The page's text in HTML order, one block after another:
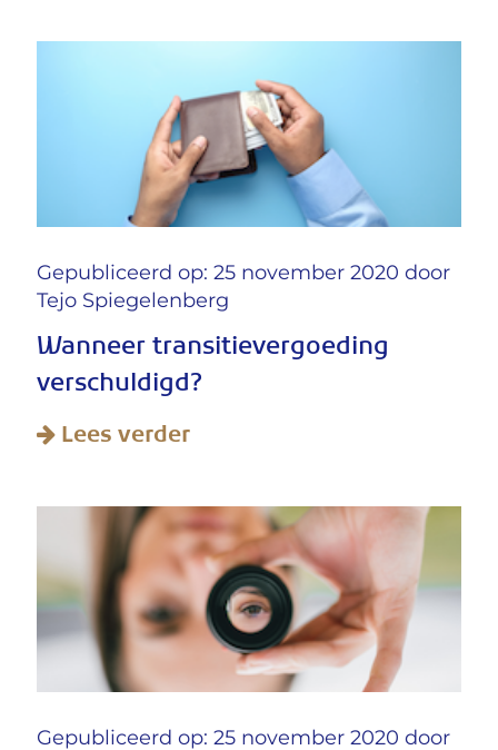
Gepubliceerd op: 25 november 2020 door
Tejo Spiegelenberg
Wanneer transitievergoeding
verschuldigd?
Lees verder
Gepubliceerd op: 25 november 2020 door